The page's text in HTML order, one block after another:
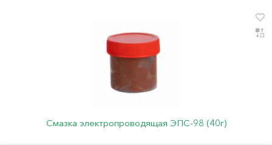
Смазка электропроводящая ЭПС-98 (40г)